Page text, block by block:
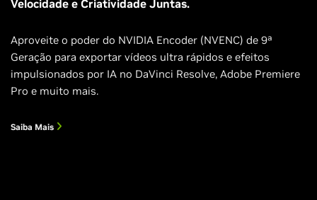
Velocidade e Criatividade Juntas.
Aproveite o poder do NVIDIA Encoder (NVENC) de 9ª
Geração para exportar vídeos ultra rápidos e efeitos
impulsionados por IA no DaVinci Resolve, Adobe Premiere
Pro e muito mais.
Saiba Mais